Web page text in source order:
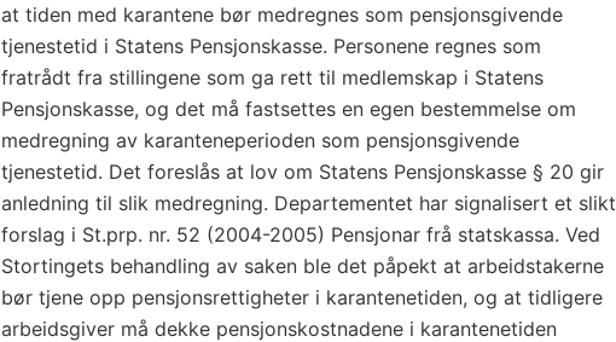
at tiden med karantene bør medregnes som pensjonsgivende
tjenestetid i Statens Pensjonskasse. Personene regnes som
fratrådt fra stillingene som ga rett til medlemskap i Statens
Pensjonskasse, og det må fastsettes en egen bestemmelse om
medregning av karanteneperioden som pensjonsgivende
tjenestetid. Det foreslås at lov om Statens Pensjonskasse § 20 gir
anledning til slik medregning. Departementet har signalisert et slikt
forslag i St.prp. nr. 52 (2004-2005) Pensjonar frå statskassa. Ved
Stortingets behandling av saken ble det påpekt at arbeidstakerne
bør tjene opp pensjonsrettigheter i karantenetiden, og at tidligere
arbeidsgiver må dekke pensjonskostnadene i karantenetiden